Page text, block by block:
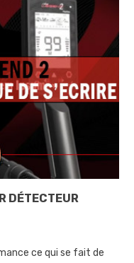
DÉTECTEUR
ce qui se fait de